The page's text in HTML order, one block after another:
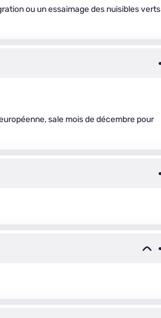
ou un essaimage des nuisibles verts
sale mois de décembre pour